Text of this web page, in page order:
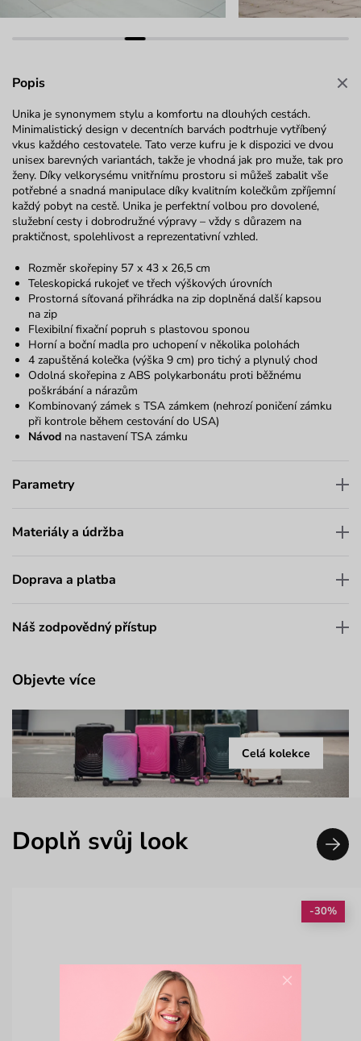
Popis
Unika je synonymem stylu a komfortu na dlouhých cestách.
Minimalistický design v decentních barvách podtrhuje vytříbený
vkus každého cestovatele. Tato verze kufru je k dispozici ve dvou
unisex barevných variantách, takže je vhodná jak pro muže, tak pro
ženy. Díky velkorysému vnitřnímu prostoru si můžeš zabalit vše
potřebné a snadná manipulace díky kvalitním kolečkům zpříjemní
každý pobyt na cestě. Unika je perfektní volbou pro dovolené,
služební cesty i dobrodružné výpravy – vždy s důrazem na
praktičnost, spolehlivost a reprezentativní vzhled.
Rozměr skořepiny 57 x 43 x 26,5 cm
Teleskopická rukojeť ve třech výškových úrovních
Prostorná síťovaná přihrádka na zip doplněná další kapsou
na zip
Flexibilní fixační popruh s plastovou sponou
Horní a boční madla pro uchopení v několika polohách
4 zapuštěná kolečka (výška 9 cm) pro tichý a plynulý chod
Odolná skořepina z ABS polykarbonátu proti běžnému
poškrábání a nárazům
Kombinovaný zámek s TSA zámkem (nehrozí poničení zámku
při kontrole během cestování do USA)
Návod na nastavení TSA zámku
Parametry
Materiály a údržba
Doprava a platba
Náš zodpovědný přístup
Objevte více
Celá kolekce
Doplň svůj look
-30%
×